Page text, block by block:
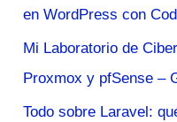
:en WordPress con
Mi Laboratorio de
Proxmox y pfSense –
Todo sobre Laravel: